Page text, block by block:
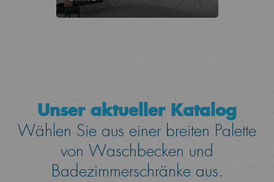
Unser aktueller Katalog
Wählen Sie aus einer breiten Palette
von Waschbecken und
Badezimmerschränke aus.